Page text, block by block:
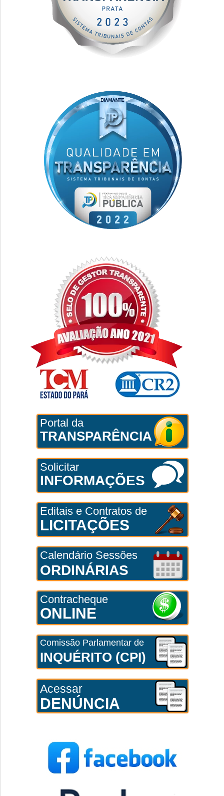
Portal da
TRANSPARÊNCIA
Solicitar
INFORMAÇÕES
Editais e Contratos de
LICITAÇÕES
Calendário Sessões
ORDINÁRIAS
Contracheque
ONLINE
Comissão Parlamentar de
INQUÉRITO (CPI)
Acessar
DENÚNCIA